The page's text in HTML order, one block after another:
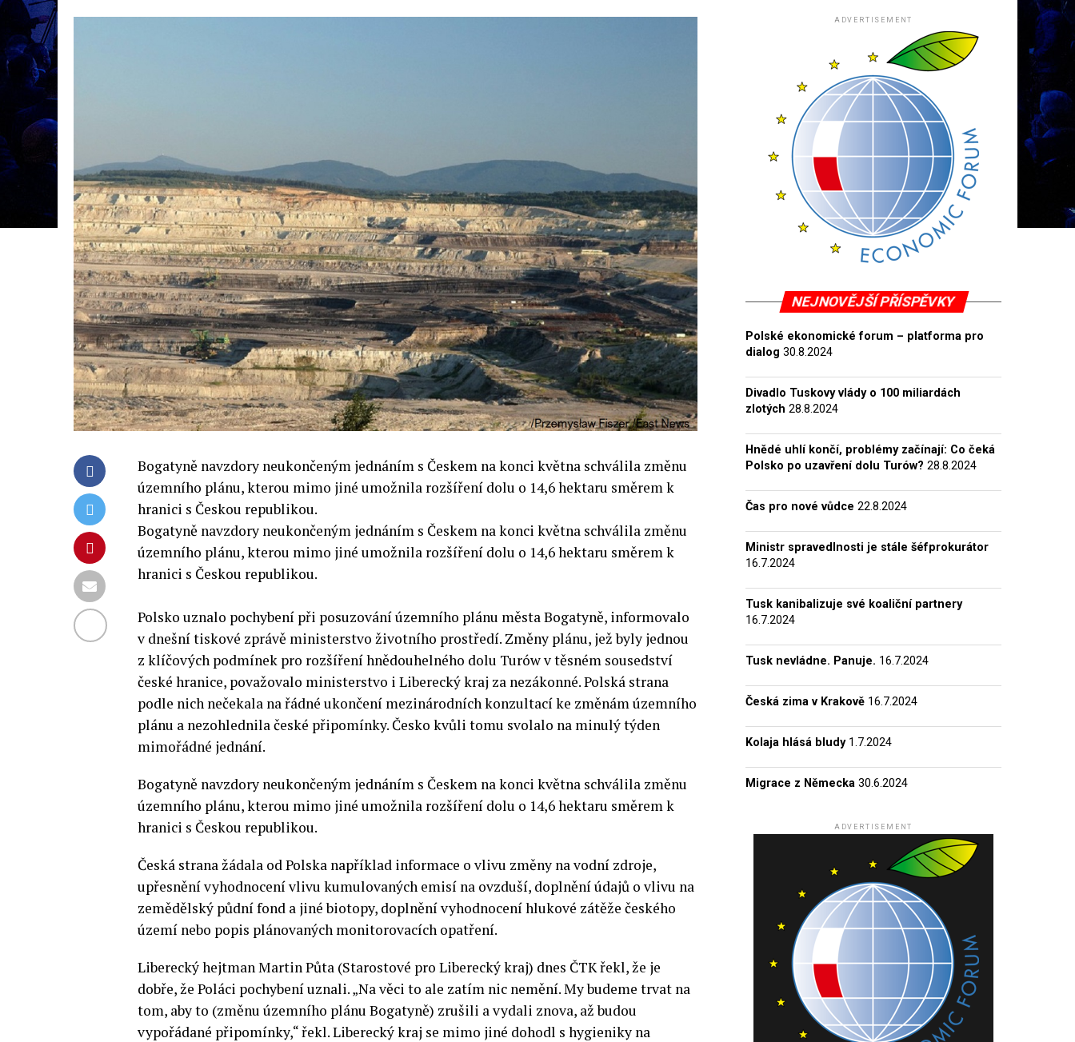
Bogatyně navzdory neukončeným jednáním s Českem na konci května schválila změnu
územního plánu, kterou mimo jiné umožnila rozšíření dolu o 14,6 hektaru směrem k
hranici s Českou republikou.
Bogatyně navzdory neukončeným jednáním s Českem na konci května schválila změnu
územního plánu, kterou mimo jiné umožnila rozšíření dolu o 14,6 hektaru směrem k
hranici s Českou republikou.
Polsko uznalo pochybení při posuzování územního plánu města Bogatyně, informovalo
v dnešní tiskové zprávě ministerstvo životního prostředí. Změny plánu, jež byly jednou
z klíčových podmínek pro rozšíření hnědouhelného dolu Turów v těsném sousedství
české hranice, považovalo ministerstvo i Liberecký kraj za nezákonné. Polská strana
podle nich nečekala na řádné ukončení mezinárodních konzultací ke změnám územního
plánu a nezohlednila české připomínky. Česko kvůli tomu svolalo na minulý týden
mimořádné jednání.
Bogatyně navzdory neukončeným jednáním s Českem na konci května schválila změnu
územního plánu, kterou mimo jiné umožnila rozšíření dolu o 14,6 hektaru směrem k
hranici s Českou republikou.
Česká strana žádala od Polska například informace o vlivu změny na vodní zdroje,
upřesnění vyhodnocení vlivu kumulovaných emisí na ovzduší, doplnění údajů o vlivu na
zemědělský půdní fond a jiné biotopy, doplnění vyhodnocení hlukové zátěže českého
území nebo popis plánovaných monitorovacích opatření.
Liberecký hejtman Martin Půta (Starostové pro Liberecký kraj) dnes ČTK řekl, že je
dobře, že Poláci pochybení uznali. „Na věci to ale zatím nic nemění. My budeme trvat na
tom, aby to (změnu územního plánu Bogatyně) zrušili a vydali znova, až budou
vypořádané připomínky,“ řekl. Liberecký kraj se mimo jiné dohodl s hygieniky na
ADVERTISEMENT
NEJNOVĚJŠÍ PŘÍSPĚVKY
Polské ekonomické forum – platforma pro
dialog 30.8.2024
Divadlo Tuskovy vlády o 100 miliardách
zlotých 28.8.2024
Hnědé uhlí končí, problémy začínají: Co čeká
Polsko po uzavření dolu Turów? 28.8.2024
Čas pro nové vůdce 22.8.2024
Ministr spravedlnosti je stále šéfprokurátor
16.7.2024
Tusk kanibalizuje své koaliční partnery
16.7.2024
Tusk nevládne. Panuje. 16.7.2024
Česká zima v Krakově 16.7.2024
Kolaja hlásá bludy 1.7.2024
Migrace z Německa 30.6.2024
ADVERTISEMENT